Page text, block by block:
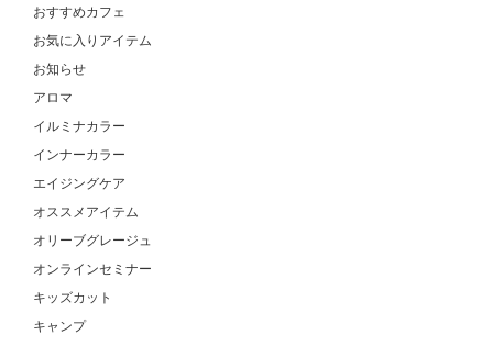
おすすめカフェ
お気に入りアイテム
お知らせ
アロマ
イルミナカラー
インナーカラー
エイジングケア
オススメアイテム
オリーブグレージュ
オンラインセミナー
キッズカット
キャンプ